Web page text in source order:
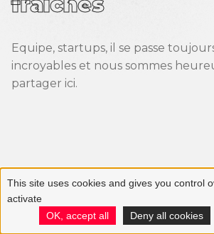
Equipe, startups, il se passe
incroyables et nous sommes
partager ici.
This site uses cookies and gives you control
activate
OK, accept all
Deny all cookies